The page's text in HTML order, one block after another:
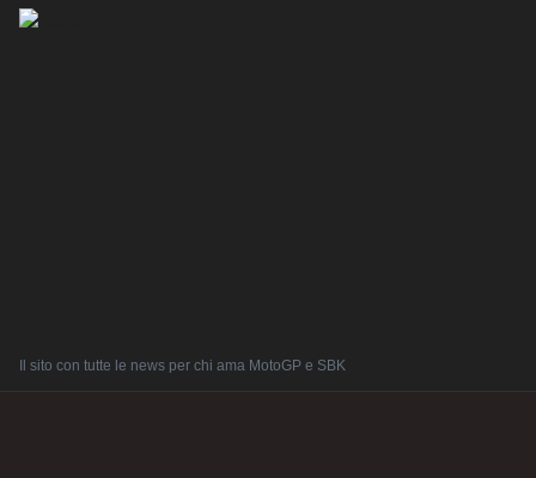
Il sito con tutte le news per chi ama MotoGP e SBK